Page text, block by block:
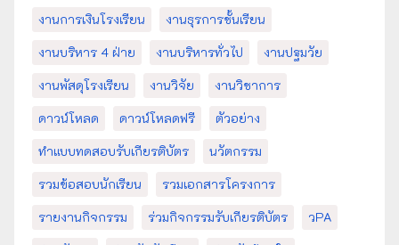
งานการเงินโรงเรียน
งานธุรการชั้นเรียน
งานบริหาร 4 ฝ่าย
งานบริหารทั่วไป
งานปฐมวัย
งานพัสดุโรงเรียน
งานวิจัย
งานวิชาการ
ดาวน์โหลด
ดาวน์โหลดฟรี
ตัวอย่าง
ทำแบบทดสอบรับเกียรติบัตร
นวัตกรรม
รวมข้อสอบนักเรียน
รวมเอกสารโครงการ
รายงานกิจกรรม
ร่วมกิจกรรมรับเกียรติบัตร
วPA